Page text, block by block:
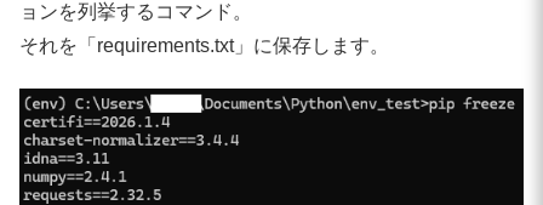
ョンを列挙するコマンド。
それを「requirements.txt」に保存します。